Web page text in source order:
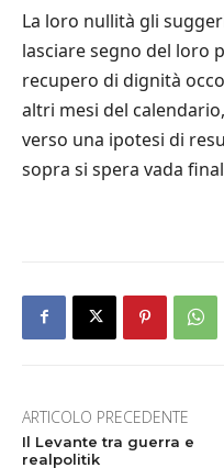
La loro nullità gli
lasciare segno del loro
recupero di dignità
altri mesi del
verso una ipotesi di
sopra si spera vada
ARTICOLO PRECEDENTE
Il Levante tra guerra e
realpolitik